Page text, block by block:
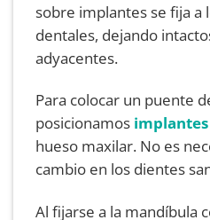
sobre implantes se fija a
dentales, dejando
adyacentes.
Para colocar un puente
posicionamos
hueso maxilar. No es
cambio en los dientes
Al fijarse a la mandíbula